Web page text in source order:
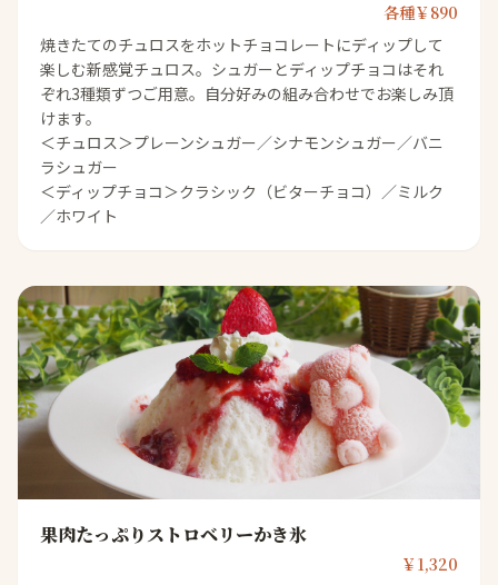
各種￥890
焼きたてのチュロスをホットチョコレートにディップして
楽しむ新感覚チュロス。シュガーとディップチョコはそれ
ぞれ3種類ずつご用意。自分好みの組み合わせでお楽しみ頂
けます。
＜チュロス＞プレーンシュガー／シナモンシュガー／バニ
ラシュガー
＜ディップチョコ＞クラシック（ビターチョコ）／ミルク
／ホワイト
果肉たっぷりストロベリーかき氷
￥1,320